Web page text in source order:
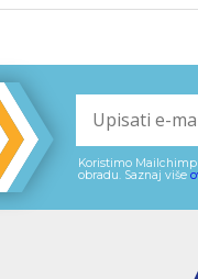
Koristimo
obradu. Saznaj više